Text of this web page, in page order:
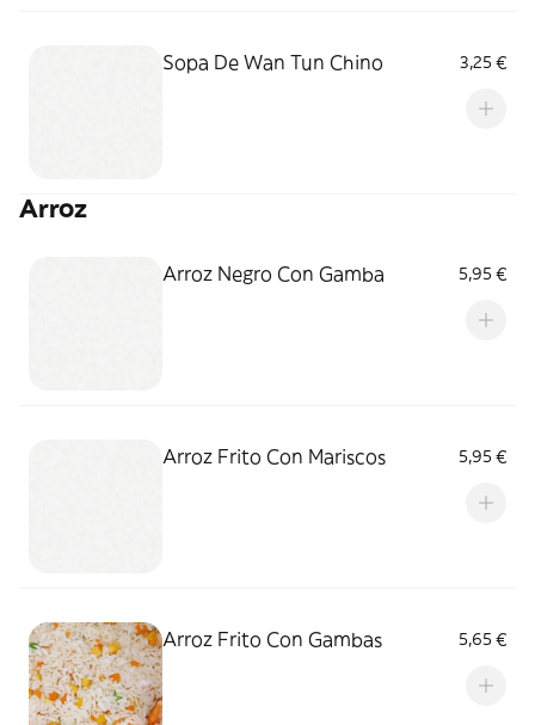
Sopa De Wan Tun Chino 3,25 €
Arroz
Arroz Negro Con Gamba 5,95 €
Arroz Frito Con Mariscos 5,95 €
Arroz Frito Con Gambas 5,65 €